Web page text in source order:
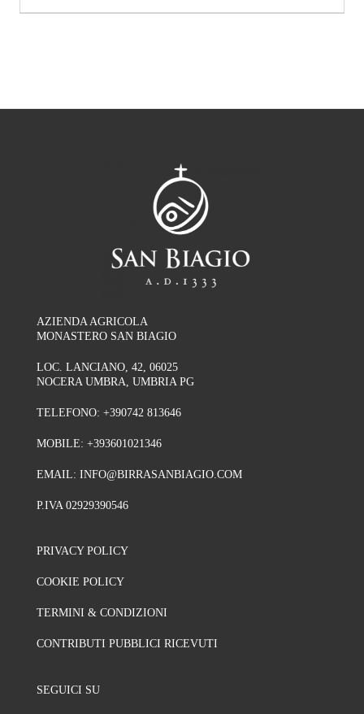
AZIENDA AGRICOLA
MONASTERO SAN BIAGIO
LOC. LANCIANO, 42, 06025
NOCERA UMBRA, UMBRIA PG
TELEFONO: +390742 813646
MOBILE: +393601021346
EMAIL: INFO@BIRRASANBIAGIO.COM
P.IVA 02929390546
PRIVACY POLICY
COOKIE POLICY
TERMINI & CONDIZIONI
CONTRIBUTI PUBBLICI RICEVUTI
SEGUICI SU